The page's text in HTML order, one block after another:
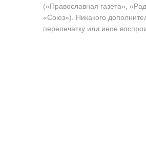
(«Православная газета»,
«Союз»). Никакого
перепечатку или иное